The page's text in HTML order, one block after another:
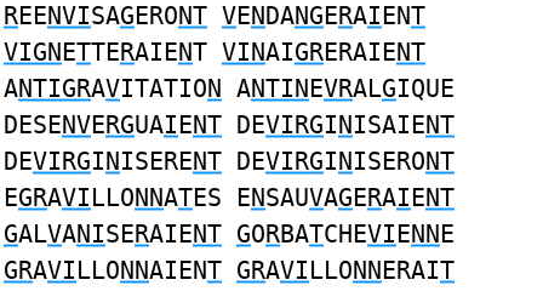
REENVISAGERONT VENDANGERAIENT
VIGNETTERAIENT VINAIGRERAIENT
ANTIGRAVITATION ANTINEVRALGIQUE
DESENVERGUAIENT DEVIRGINISAIENT
DEVIRGINISERENT DEVIRGINISERONT
EGRAVILLONNATES ENSAUVAGERAIENT
GALVANISERAIENT GORBATCHEVIENNE
GRAVILLONNAIENT GRAVILLONNERAIT